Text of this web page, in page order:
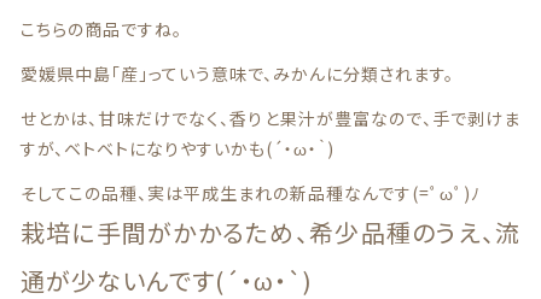
こちらの商品ですね。
愛媛県中島「産」っていう意味で、みかんに分類されます。
せとかは、甘味だけでなく、香りと果汁が豊富なので、手で剥けま
すが、ベトベトになりやすいかも(´・ω・｀)
そしてこの品種、実は平成生まれの新品種なんです(=ﾟωﾟ)ﾉ
栽培に手間がかかるため、希少品種のうえ、流
通が少ないんです(´・ω・`)
セール商品
新着商品
商品一覧
最近チェックした商品